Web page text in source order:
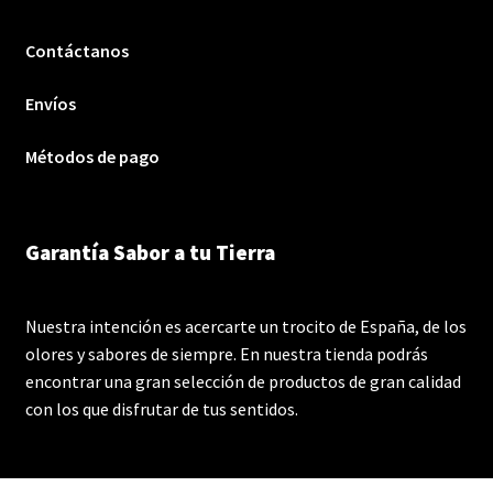
Contáctanos
Envíos
Métodos de pago
Garantía Sabor a tu Tierra
Nuestra intención es acercarte un trocito de España, de los
olores y sabores de siempre. En nuestra tienda podrás
encontrar una gran selección de productos de gran calidad
con los que disfrutar de tus sentidos.